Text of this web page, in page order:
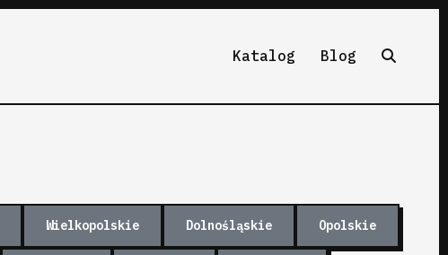
Katalog Blog
Wielkopolskie Dolnośląskie Opolskie